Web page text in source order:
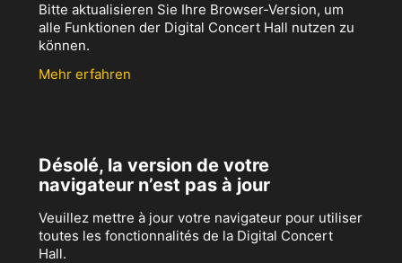
Bitte aktualisieren Sie Ihre Browser-Version, um
alle Funktionen der Digital Concert Hall nutzen zu
können.
Mehr erfahren
Désolé, la version de votre
navigateur n’est pas à jour
Veuillez mettre à jour votre navigateur pour utiliser
toutes les fonctionnalités de la Digital Concert
Hall.